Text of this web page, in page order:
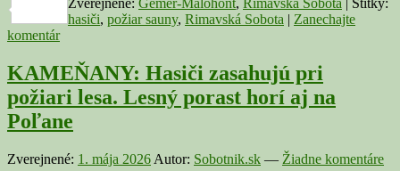
Link Share
Zverejnené: Gemer-Malohont, Rimavská Sobota
Štítky:
hasiči, požiar sauny, Rimavská Sobota | Zanechajte
komentár
KAMEŇANY: Hasiči zasahujú pri
požiari lesa. Lesný porast horí aj na
Poľane
Zverejnené: 1. mája 2026 Autor: Sobotnik.sk — Žiadne komentáre